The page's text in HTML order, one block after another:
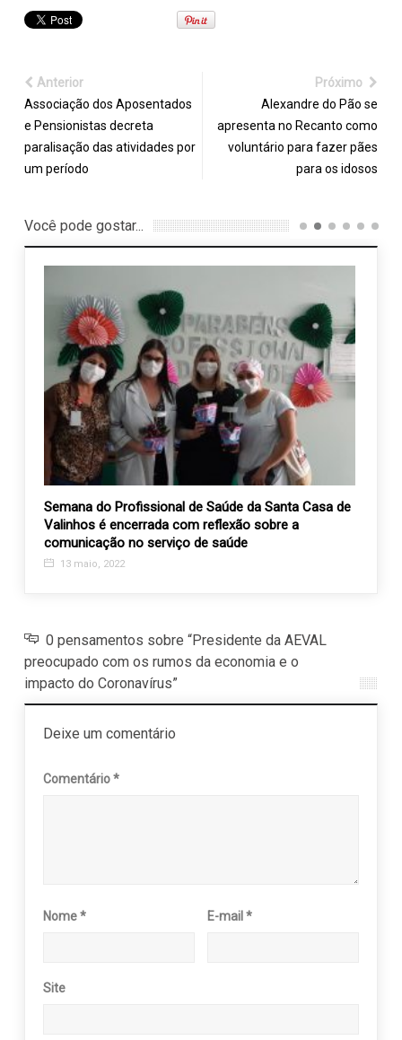
Anterior
Associação dos Aposentados
e Pensionistas decreta
paralisação das atividades por
um período
Próximo
Alexandre do Pão se
apresenta no Recanto como
voluntário para fazer pães
para os idosos
Você pode gostar...
Semana do Profissional de Saúde da Santa Casa de
Valinhos é encerrada com reflexão sobre a
comunicação no serviço de saúde
13 maio, 2022
0 pensamentos sobre “Presidente da AEVAL
preocupado com os rumos da economia e o
impacto do Coronavírus”
Deixe um comentário
Comentário*
Nome* E-mail*
Site